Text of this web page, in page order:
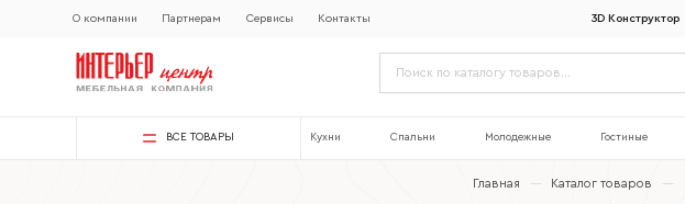
О компании Партнерам Сервисы Контакты 3D Конструктор
ВСЕ ТОВАРЫ Кухни Спальни Молодежные Гостиные
Главная — Каталог товаров —